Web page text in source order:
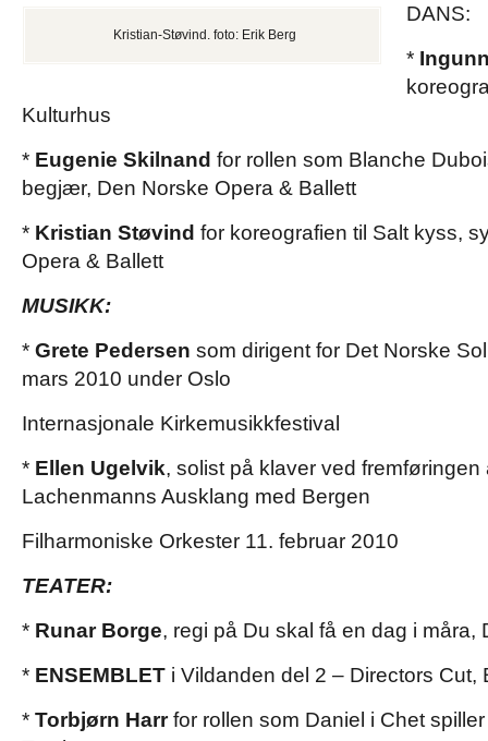
Kristian-Støvind. foto: Erik Berg
DANS:
*
Kulturhus
* Eugenie Skilnand for rollen som Blanche
begjær, Den Norske Opera & Ballett
* Kristian Støvind for koreografien til Salt kyss,
Opera & Ballett
MUSIKK:
* Grete Pedersen som dirigent for Det Norske
mars 2010 under Oslo
Internasjonale Kirkemusikkfestival
* Ellen Ugelvik, solist på klaver ved fremføringen
Lachenmanns Ausklang med Bergen
Filharmoniske Orkester 11. februar 2010
TEATER:
* Runar Borge, regi på Du skal få en dag i måra,
* ENSEMBLET i Vildanden del 2 – Directors Cut,
* Torbjørn Harrfor rollen som Daniel i Chet